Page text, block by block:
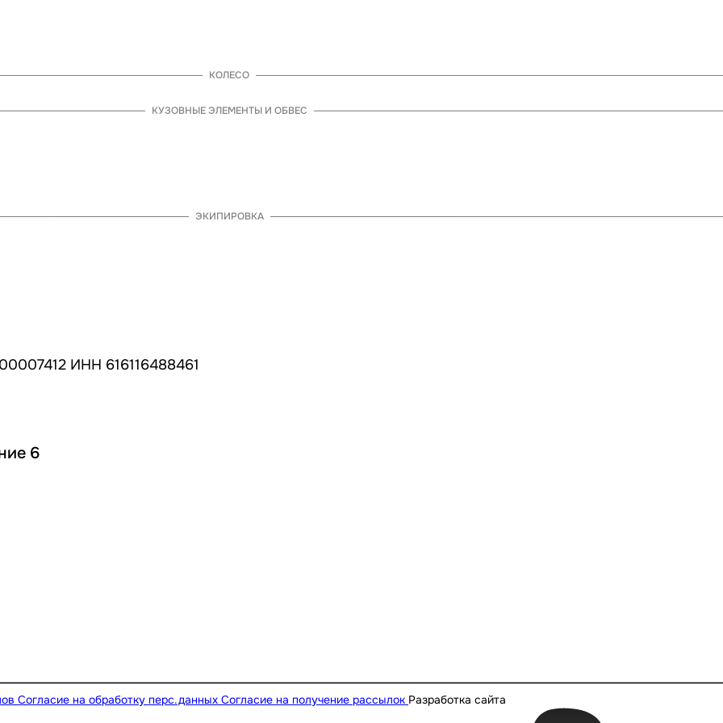
Трос тормоза КОЛЕСО
КУЗОВНЫЕ ЭЛЕМЕНТЫ И ОБВЕС
Крепление руляКрышки тормозов (ГТЦ)ПластикРучка газаРульРычагиСтайлингЗащита руля и рукЗеркала
ЭКИПИРОВКА
ИНН 616116488461
6
Согласие на обработку перс.данных Согласие на получение рассылок Разработка сайта